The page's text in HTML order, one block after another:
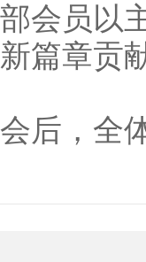
部会员以
新篇章贡
会后，全